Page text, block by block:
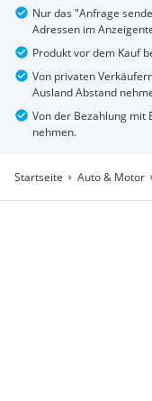
Nur das "Anfrage
Adressen im
Produkt vor dem Kauf
Von privaten
Ausland Abstand
Von der Bezahlung mit
nehmen.
Startseite Auto & Motor